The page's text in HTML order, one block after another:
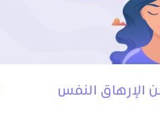
الإرهاق النفس